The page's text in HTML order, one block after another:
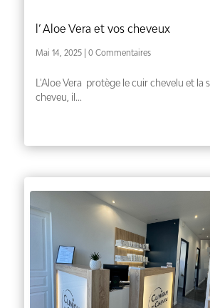
l’ Aloe Vera et vos cheveux
Mai 14, 2025| 0 Commentaires
L'Aloe Vera protège le cuir chevelu et la
cheveu, il...